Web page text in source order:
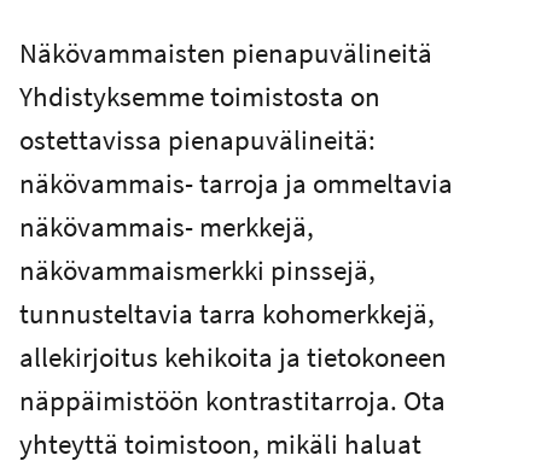
Näkövammaisten pienapuvälineitä
Yhdistyksemme toimistosta on
ostettavissa pienapuvälineitä:
näkövammais- tarroja ja ommeltavia
näkövammais- merkkejä,
näkövammaismerkki pinssejä,
tunnusteltavia tarra kohomerkkejä,
allekirjoitus kehikoita ja tietokoneen
näppäimistöön kontrastitarroja. Ota
yhteyttä toimistoon, mikäli haluat